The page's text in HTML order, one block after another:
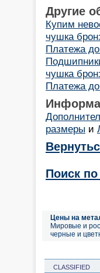
Другие
Купим
чушка
Платежа
чушка
Платежа
размеры и
Поиск
Цены на
Мировые и
черные и
CLASSIFIED